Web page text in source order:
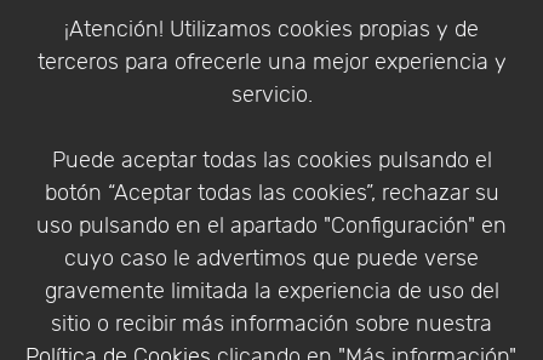
¡Atención! Utilizamos cookies propias y de
terceros para ofrecerle una mejor experiencia y
servicio.
Puede aceptar todas las cookies pulsando el
botón “Aceptar todas las cookies”, rechazar su
uso pulsando en el apartado "Configuración" en
cuyo caso le advertimos que puede verse
gravemente limitada la experiencia de uso del
sitio o recibir más información sobre nuestra
Condiciones de compra
Identificarse
Empresa|Aviso Legal| Política de Privacidad |
Política de Cookies
© Copyright 1994 - 2026. Addlink Software